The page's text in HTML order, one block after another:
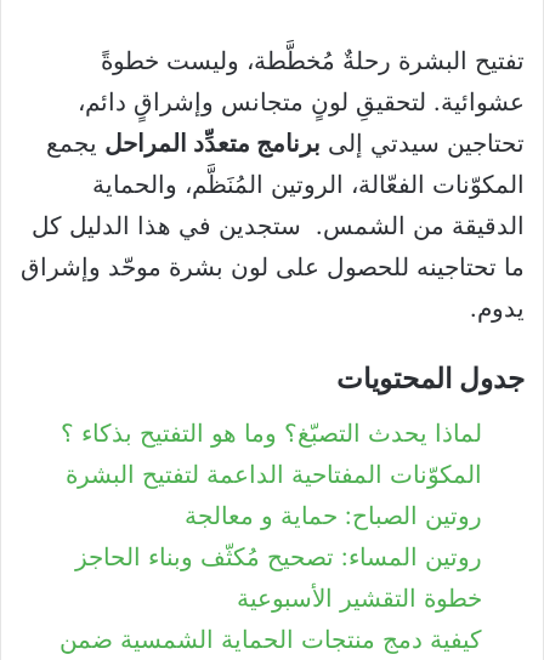
تفتيح البشرة رحلةٌ مُخطَّطة، وليست خطوةً
عشوائية. لتحقيقِ لونٍ متجانس وإشراقٍ دائم،
تحتاجين سيدتي إلى برنامج متعدِّد المراحل يجمع
المكوّنات الفعّالة، الروتين المُنَظَّم، والحماية
الدقيقة من الشمس. ستجدين في هذا الدليل كل
ما تحتاجينه للحصول على لون بشرة موحّد وإشراق
يدوم.
جدول المحتويات
لماذا يحدث التصبّغ؟ وما هو التفتيح بذكاء ؟
المكوّنات المفتاحية الداعمة لتفتيح البشرة
روتين الصباح: حماية و معالجة
روتين المساء: تصحيح مُكثّف وبناء الحاجز
خطوة التقشير الأسبوعية
كيفية دمج منتجات الحماية الشمسية ضمن